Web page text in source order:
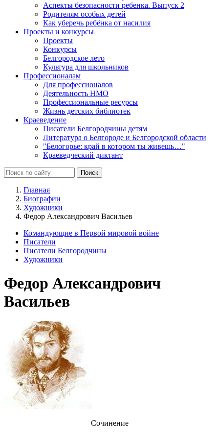
Аспекты безопасности ребенка. Выпуск 2
Родителям особых детей
Как уберечь ребёнка от насилия
Проекты и конкурсы
Проекты
Конкурсы
Белгородское лето
Культура для школьников
Профессионалам
Для профессионалов
Деятельность НМО
Профессиональные ресурсы
Жизнь детских библиотек
Краеведение
Писатели Белгородчины детям
Литература о Белгороде и Белгородской области
"Белогорье: край в котором ты живешь…"
Краеведческий диктант
Главная
Биографии
Художники
Федор Александрович Васильев
Командующие в Первой мировой войне
Писатели
Писатели Белгородчины
Художники
Федор Александрович
Васильев
Сочинение